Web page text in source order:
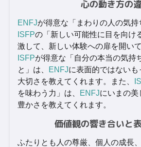
心の動き方の
ENFJが得意な「まわりの人の気持
ISFPの「新しい可能性に目を向け
激して、新しい体験への扉を開い
ISFPが得意な「自分の本当の気持
と」は、
ENFJに表面的ではない
大切さを教えてくれます。また、
を味わう力」は、
ENFJにいまの美
豊かさを教えてくれます。
価値観の響き合いと
ふたりとも人の尊厳、個人の成長